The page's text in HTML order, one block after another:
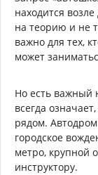
находится
на теорию и не
важно для тех,
может
Но есть важный
всегда
рядом.
городское
метро, крупной
инструктору.